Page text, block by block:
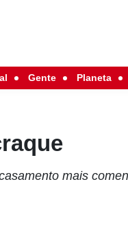
Gente Planeta
mais